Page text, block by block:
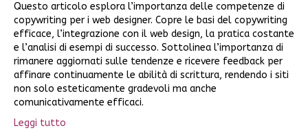
Questo articolo esplora l’importanza delle competenze di
copywriting per i web designer. Copre le basi del copywriting
efficace, l’integrazione con il web design, la pratica costante
e l’analisi di esempi di successo. Sottolinea l’importanza di
rimanere aggiornati sulle tendenze e ricevere feedback per
affinare continuamente le abilità di scrittura, rendendo i siti
non solo esteticamente gradevoli ma anche
comunicativamente efficaci.
Leggi tutto